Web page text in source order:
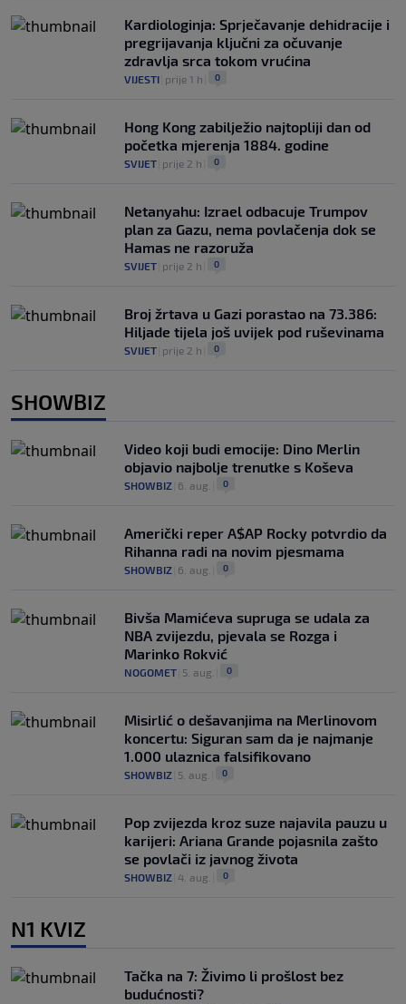
Kardiologinja: Sprječavanje dehidracije i
pregrijavanja ključni za očuvanje
zdravlja srca tokom vrućina
VIJESTI prije 1 h 0
Hong Kong zabilježio najtopliji dan od
početka mjerenja 1884. godine
SVIJET prije 2 h 0
Netanyahu: Izrael odbacuje Trumpov
plan za Gazu, nema povlačenja dok se
Hamas ne razoruža
SVIJET prije 2 h 0
Broj žrtava u Gazi porastao na 73.386:
Hiljade tijela još uvijek pod ruševinama
SVIJET prije 2 h 0
SHOWBIZ
Video koji budi emocije: Dino Merlin
objavio najbolje trenutke s Koševa
SHOWBIZ 6. aug. 0
Američki reper A$AP Rocky potvrdio da
Rihanna radi na novim pjesmama
SHOWBIZ 6. aug. 0
Bivša Mamićeva supruga se udala za
NBA zvijezdu, pjevala se Rozga i
Marinko Rokvić
NOGOMET 5. aug. 0
Misirlić o dešavanjima na Merlinovom
koncertu: Siguran sam da je najmanje
1.000 ulaznica falsifikovano
SHOWBIZ 5. aug. 0
Pop zvijezda kroz suze najavila pauzu u
karijeri: Ariana Grande pojasnila zašto
se povlači iz javnog života
SHOWBIZ 4. aug. 0
N1 KVIZ
Tačka na 7: Živimo li prošlost bez
budućnosti?